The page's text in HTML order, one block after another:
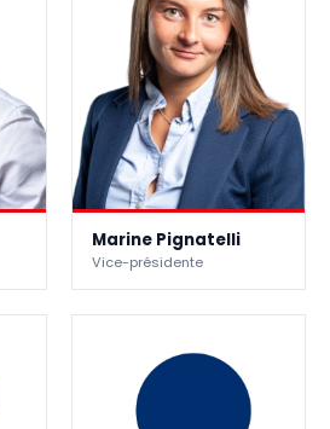
Marine Pignatelli
Vice-présidente